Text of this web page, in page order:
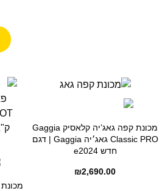
מכונת קפה גאג’יה קלאסיק Gaggia
Classic PRO גאג׳יה Gaggia | דגם
חדש e2024
₪2,690.00